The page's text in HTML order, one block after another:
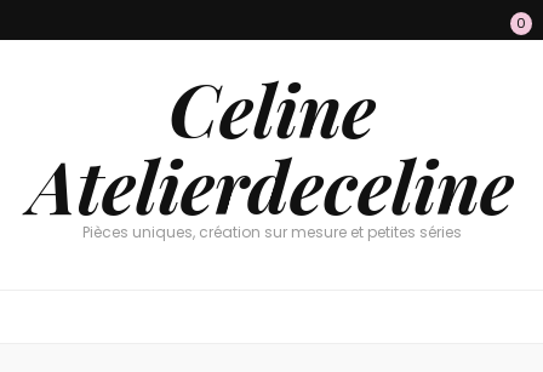
0
Celine
Atelierdeceline
Pièces uniques, création sur mesure et petites séries